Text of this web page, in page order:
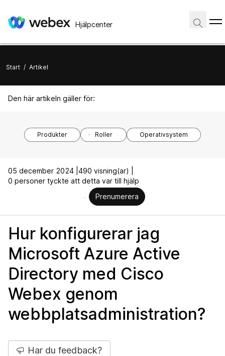
Hjälpcenter
Start / Artikel
Den här artikeln gäller för:
Produkter Roller Operativsystem
05 december 2024 | 490 visning(ar) |
0 personer tyckte att detta var till hjälp
Prenumerera
Hur konfigurerar jag
Microsoft Azure Active
Directory med Cisco
Webex genom
webbplatsadministration?
Har du feedback?